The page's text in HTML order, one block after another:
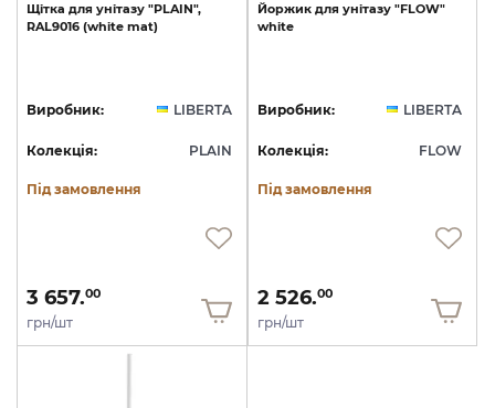
Щітка для унітазу "PLAIN",
RAL9016 (white mat)
Виробник: LIBERTA
Колекція: PLAIN
Під замовлення
3 657.00
грн/шт
Йоржик для унітазу "FLOW"
white
Виробник: LIBERTA
Колекція: FLOW
Під замовлення
2 526.00
грн/шт